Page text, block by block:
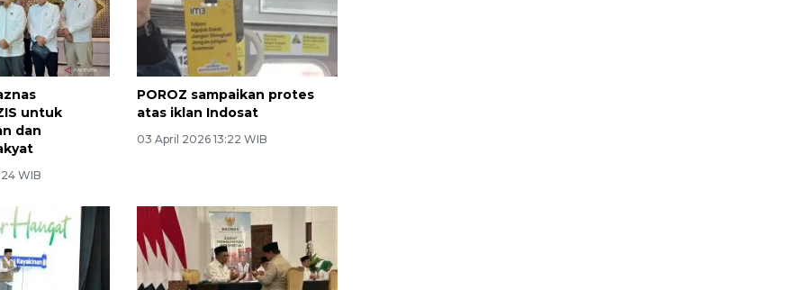
untuk
dan
WIB
POROZ sampaikan protes
atas iklan Indosat
03 April 2026 13:22 WIB